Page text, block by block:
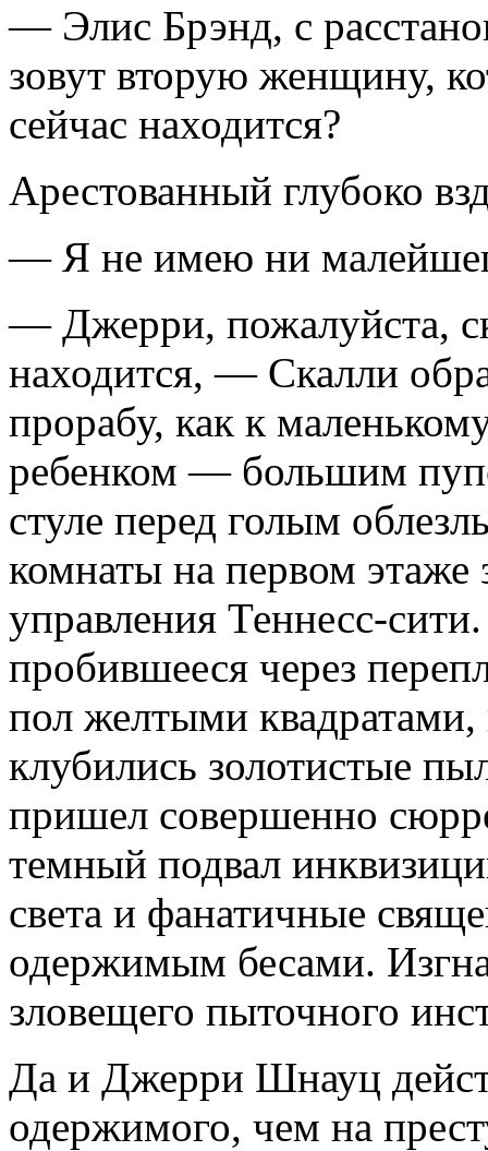
— Элис Брэнд, с
зовут вторую женщину,
сейчас находится?
Арестованный глубоко
— Я не имею ни
— Джерри, пожалуйста,
находится, — Скалли
прорабу, как к
ребенком — большим
стуле перед голым
комнаты на первом этаже
управления Теннесс-
пробившееся через
пол желтыми квадратами,
клубились золотистые
пришел совершенно
темный подвал
света и фанатичные
одержимым бесами.
зловещего пыточного
Да и Джерри Шнауц
одержимого, чем на